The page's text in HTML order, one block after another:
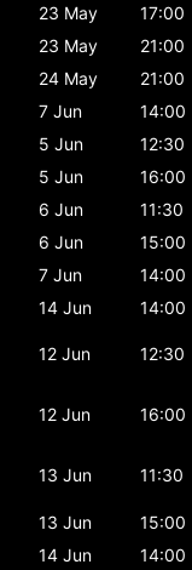
23 May
17:00
23 May
21:00
24 May
21:00
7 Jun
14:00
5 Jun
12:30
5 Jun
16:00
6 Jun
11:30
6 Jun
15:00
7 Jun
14:00
14 Jun
14:00
12 Jun 12:30
12 Jun 16:00
13 Jun 11:30
13 Jun
15:00
14 Jun
14:00